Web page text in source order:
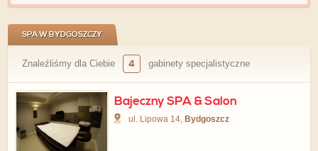
SPA W BYDGOSZCZY
Znaleźliśmy dla Ciebie 4 gabinety specjalistyczne
Bajeczny SPA & Salon
ul. Lipowa 14, Bydgoszcz